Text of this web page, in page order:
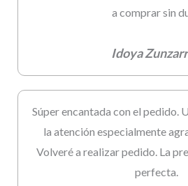
a comprar sin
Idoya
Súper encantada con el pedido.
la atención especialmente
Volveré a realizar pedido. La
perfecta.